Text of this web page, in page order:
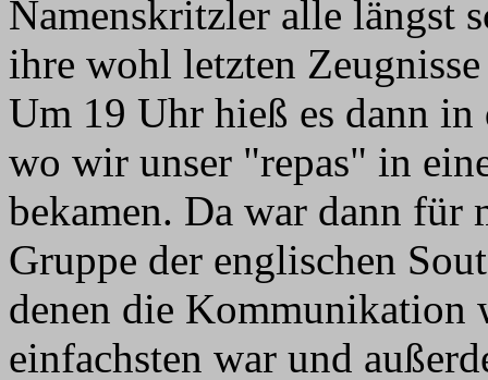
Namenskritzler alle längst
ihre wohl letzten
Um 19 Uhr hieß es dann
wo wir unser "repas" in
bekamen. Da war dann für
Gruppe der englischen
denen die Kommunikation
einfachsten war und